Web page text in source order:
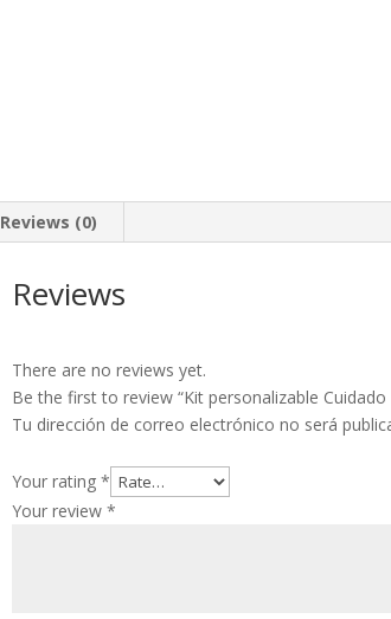
Reviews (0)
Reviews
There are no reviews yet.
Be the first to review “Kit personalizable Cuidado
Tu dirección de correo electrónico no será
Your rating*
Your review*